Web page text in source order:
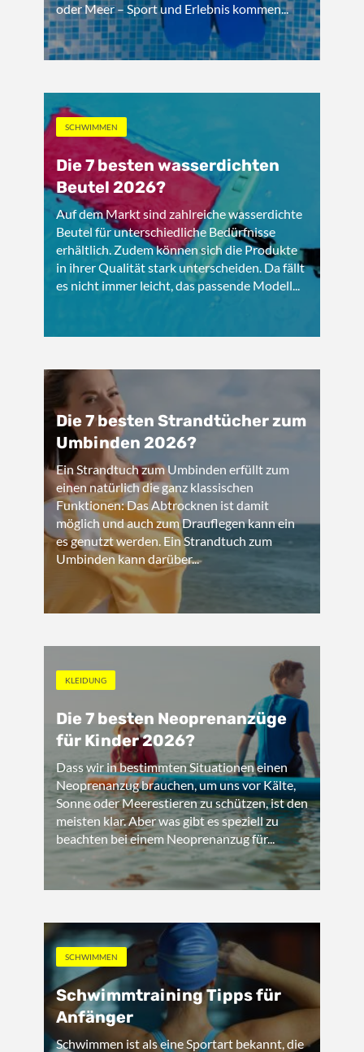
oder Meer – Sport und Erlebnis kommen...
SCHWIMMEN
Die 7 besten wasserdichten
Beutel 2026?
Auf dem Markt sind zahlreiche wasserdichte
Beutel für unterschiedliche Bedürfnisse
erhältlich. Zudem können sich die Produkte
in ihrer Qualität stark unterscheiden. Da fällt
es nicht immer leicht, das passende Modell...
Die 7 besten Strandtücher zum
Umbinden 2026?
Ein Strandtuch zum Umbinden erfüllt zum
einen natürlich die ganz klassischen
Funktionen: Das Abtrocknen ist damit
möglich und auch zum Drauflegen kann ein
es genutzt werden. Ein Strandtuch zum
Umbinden kann darüber...
KLEIDUNG
Die 7 besten Neoprenanzüge
für Kinder 2026?
Dass wir in bestimmten Situationen einen
Neoprenanzug brauchen, um uns vor Kälte,
Sonne oder Meerestieren zu schützen, ist den
meisten klar. Aber was gibt es speziell zu
beachten bei einem Neoprenanzug für...
SCHWIMMEN
Schwimmtraining Tipps für
Anfänger
Schwimmen ist als eine Sportart bekannt, die